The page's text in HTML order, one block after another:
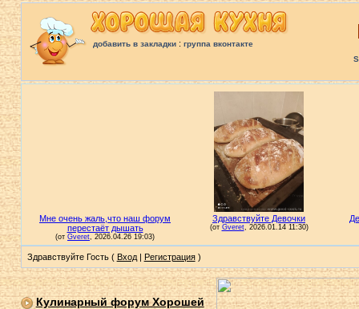
добавить в закладки: группа вконтакте
Здравствуйте Гость ( Вход| Регистрация)
Кулинарный форум Хорошей